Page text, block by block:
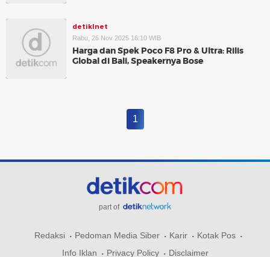
detikInet
Rabu, 26 Nov 2025 16:10 WIB
Harga dan Spek Poco F8 Pro & Ultra: Rilis
Global di Bali, Speakernya Bose
1
part of
Redaksi Pedoman Media Siber Karir
Kotak Pos
Info Iklan
Privacy Policy Disclaimer